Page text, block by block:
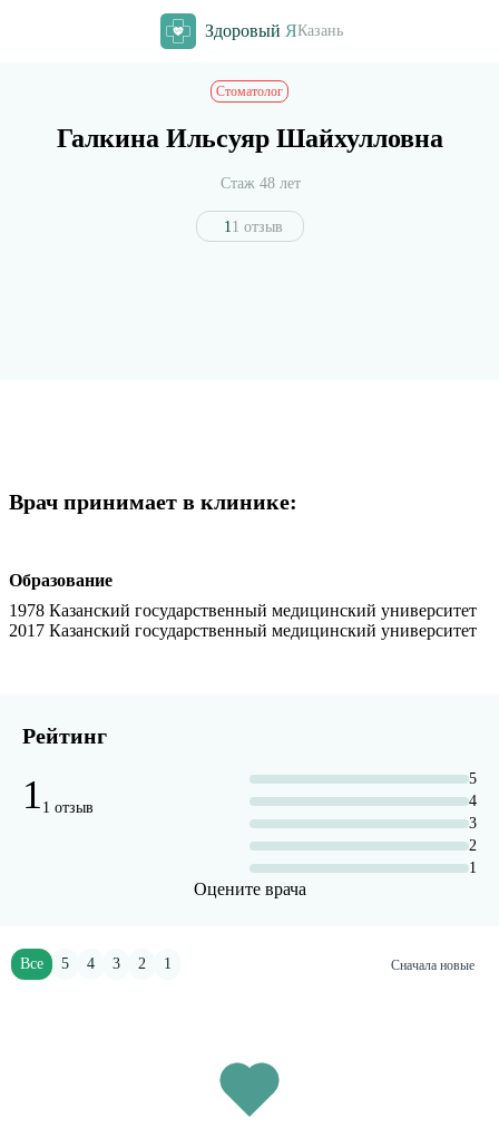
Здоровый ЯКазань
Стоматолог
Галкина Ильсуяр Шайхулловна
Стаж 48 лет
1 1 отзыв
Врач принимает в клинике:
Образование
1978 Казанский государственный медицинский университет
2017 Казанский государственный медицинский университет
Рейтинг
1 1 отзыв
5
4
3
2
1
Оцените врача
Все 5 4 3 2 1 Сначала новые